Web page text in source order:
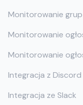
Monitorowanie
Monitorowanie
Monitorowanie
Integracja z Discord
Integracja ze Slack